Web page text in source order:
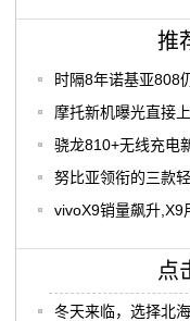
推
时隔8年诺基亚808
摩托新机曝光直接
骁龙810+无线充电
努比亚领衔的三款
vivoX9销量飙升,X9
点
冬天来临，选择北